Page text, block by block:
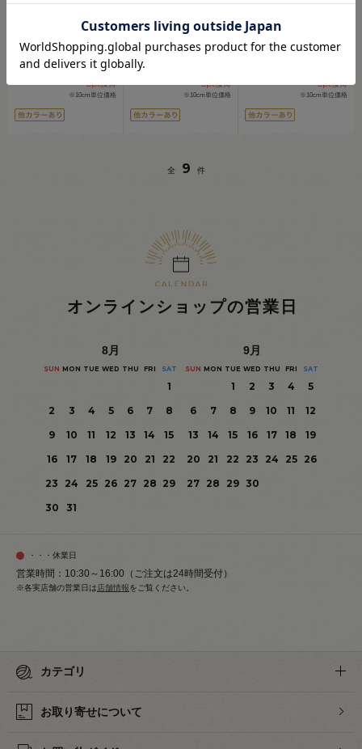
ックス（AP61201H）
毎年人気のシリーズ「バニラ
121 円(税込)
会員登録(無料)
5pt獲得
※10cm単位価格
ックス（AP61201H）
毎年人気のシリーズ「バニラ
ポップ」のプリ...
121 円 (税込)
5pt獲得
※10cm単位価格
ピンク系マルチカラー
ゆめかわ風ストライプのコッ
トンプリント生
121 円(税込)
5pt獲得
※10cm単位価格
全 9 件
オンラインショップの営業日
8月
SUN MON TUE WED THU FRI SAT
1
2
3 4 5 6 7
8
9
10 11 12 13 14
15
16
17 18 19 20 21
22
23
24 25 26 27 28 29
30
31
9月
SUN MON TUE WED THU FRI SAT
1 2 3 4
5
6
7 8 9 10 11
12
13
14 15 16 17 18
19
20
21 22 23 24 25
26
27 28 29 30
・・・休業日
営業時間：10:30～16:00（ご注文は24時間受付）
※各実店舗の営業日は 店舗情報をご覧ください。
カテゴリ
お取り寄せについて